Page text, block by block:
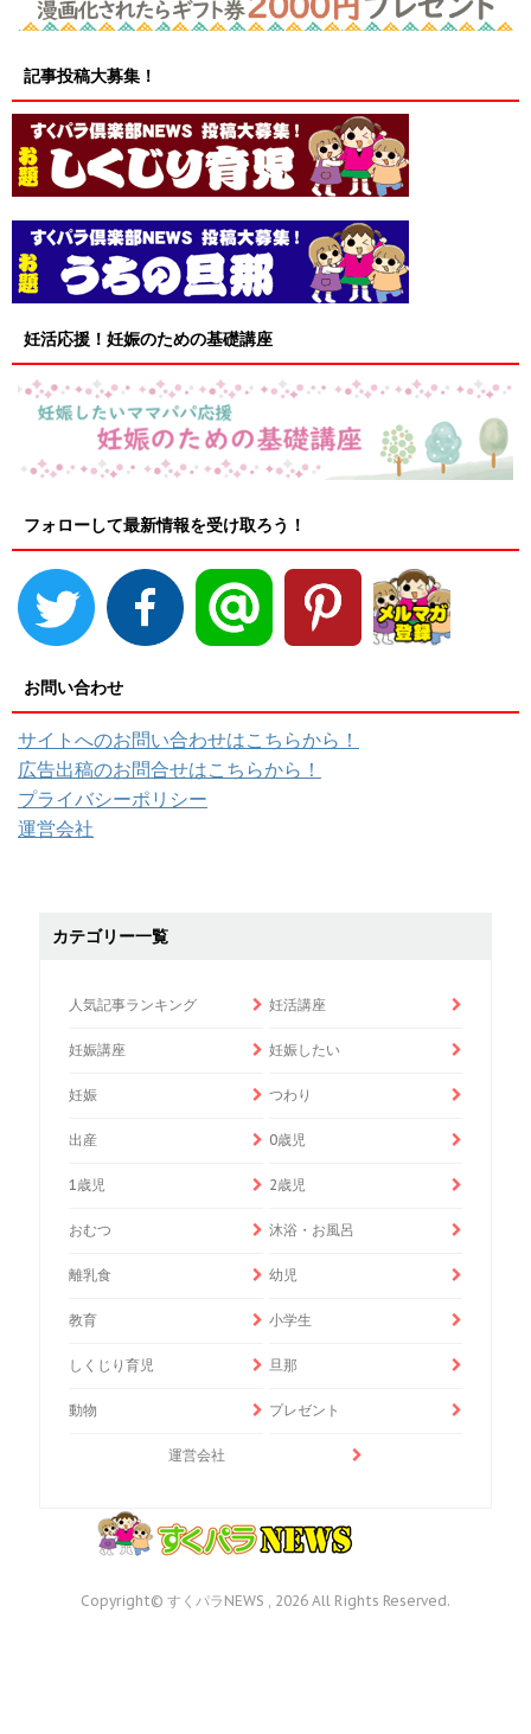
記事投稿大募集！
妊活応援！妊娠のための基礎講座
フォローして最新情報を受け取ろう！
お問い合わせ
サイトへのお問い合わせはこちらから！
広告出稿のお問合せはこちらから！
プライバシーポリシー
運営会社
カテゴリー一覧
人気記事ランキング 妊活講座
妊娠講座 妊娠したい
妊娠 つわり
出産 0歳児
1歳児 2歳児
おむつ 沐浴・お風呂
離乳食 幼児
教育 小学生
しくじり育児 旦那
動物 プレゼント
運営会社
Copyright© すくパラNEWS , 2026 All Rights Reserved.